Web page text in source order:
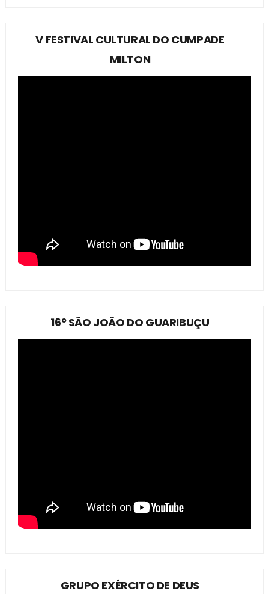
V FESTIVAL CULTURAL DO CUMPADE
MILTON
16º SÃO JOÃO DO GUARIBUÇU
GRUPO EXÉRCITO DE DEUS